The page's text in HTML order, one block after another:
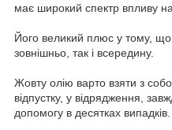
має широкий спектр впливу
Його великий плюс у тому,
зовнішньо, так і всередину.
Жовту олію варто взяти з
відпустку, у відрядження,
допомогу в десятках випадків.